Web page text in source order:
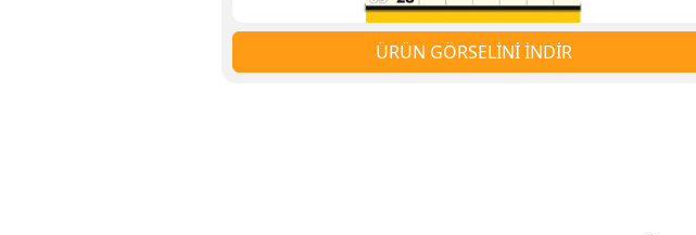
ÜRÜN GÖRSELİNİ İNDİR